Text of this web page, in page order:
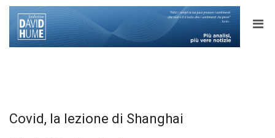
Covid, la lezione di Shanghai